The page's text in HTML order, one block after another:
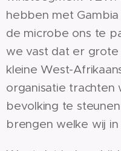
hebben met
de microbe ons te
we vast dat er
kleine West-
organisatie trachten
bevolking te
brengen welke wij